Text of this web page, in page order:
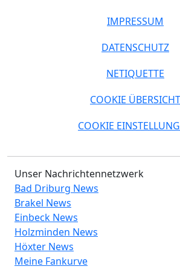
IMPRESSUM
DATENSCHUTZ
NETIQUETTE
COOKIE ÜBERSICHT
COOKIE
Unser Nachrichtennetzwerk
Bad Driburg News
Brakel News
Einbeck News
Holzminden News
Höxter News
Meine Fankurve